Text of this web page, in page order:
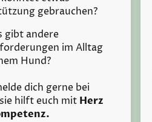
gebrauchen?
gibt andere
im Alltag
Hund?
dich gerne bei
hilft euch mit Herz